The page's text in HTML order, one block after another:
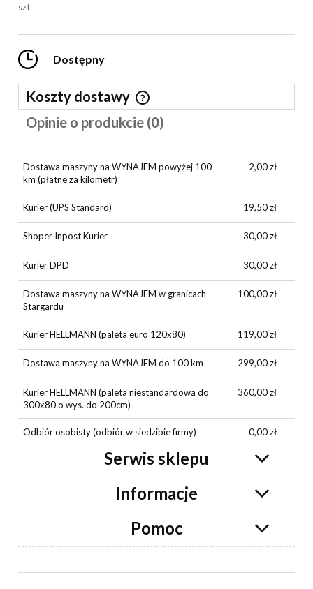
szt.
Dostępny
Koszty dostawy
Cena nie zawiera ewentualnych kosztów płatności
Opinie o produkcie (0)
Dostawa maszyny na WYNAJEM powyżej 100
km (płatne za kilometr)
2,00 zł
Kurier(UPS Standard) 19,50 zł
Shoper Inpost Kurier 30,00 zł
Kurier DPD 30,00 zł
Dostawa maszyny na WYNAJEM w granicach
Stargardu
100,00 zł
Kurier HELLMANN (paleta euro 120x80) 119,00 zł
Dostawa maszyny na WYNAJEM do 100 km 299,00 zł
Kurier HELLMANN (paleta niestandardowa do
300x80 o wys. do 200cm)
360,00 zł
Odbiór osobisty(odbiór w siedzibie firmy) 0,00 zł
Serwis sklepu
Informacje
Pomoc